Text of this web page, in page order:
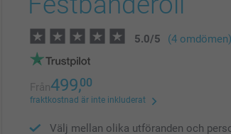
5.0/5 (4 omdömen)
Från499,00
fraktkostnad är inte inkluderat
Välj mellan olika utföranden och